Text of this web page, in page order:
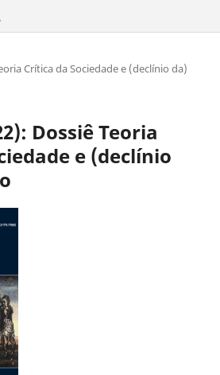
Crítica da Sociedade e (declínio da)
Dossiê Teoria
e (declínio